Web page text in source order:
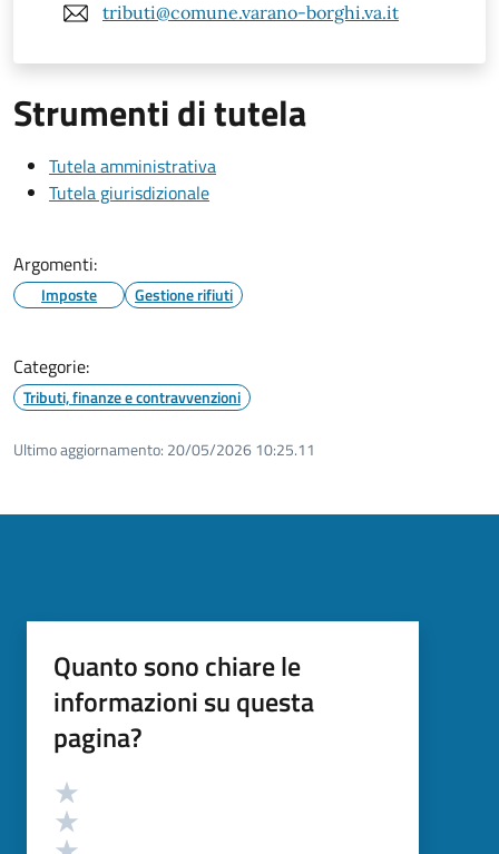
tributi@comune.varano-borghi.va.it
Strumenti di tutela
Tutela amministrativa
Tutela giurisdizionale
Argomenti:
Imposte Gestione rifiuti
Categorie:
Tributi, finanze e contravvenzioni
Ultimo aggiornamento: 20/05/2026 10:25.11
Quanto sono chiare le
informazioni su questa
pagina?
Valutazione